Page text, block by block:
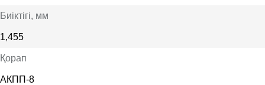
Биіктігі, мм
1,455
Қорап
АКПП-8